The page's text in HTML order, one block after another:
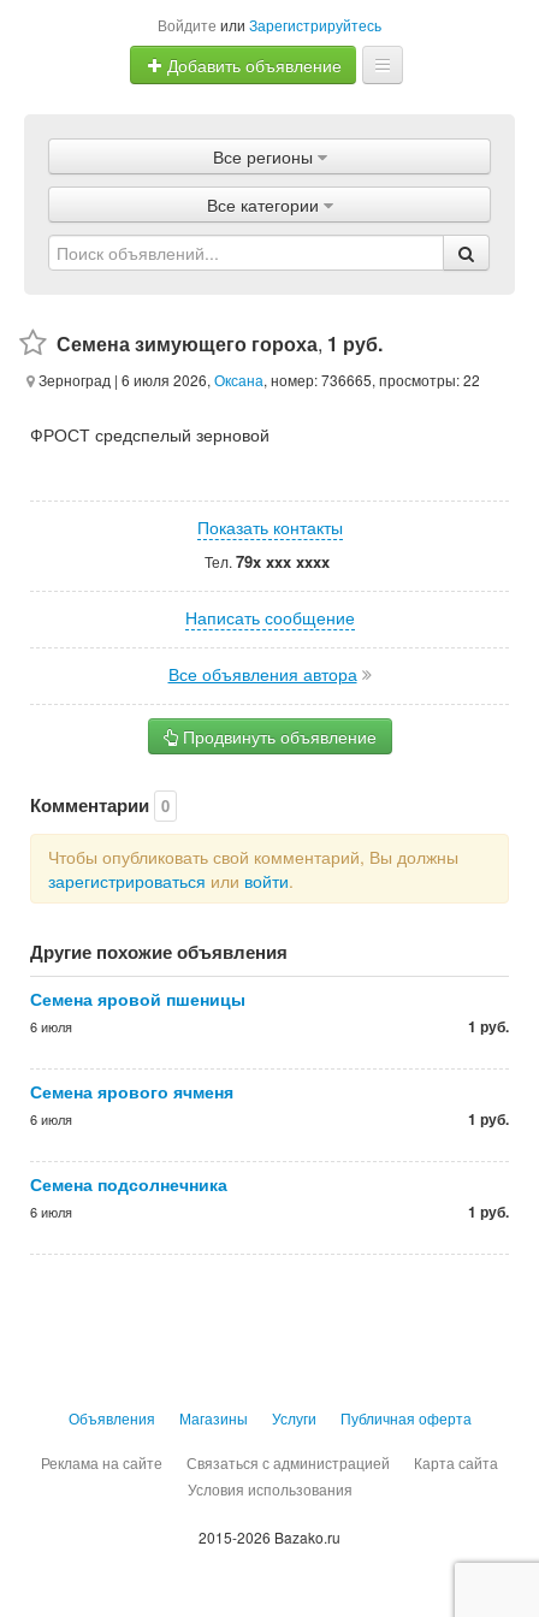
Войдите или Зарегистрируйтесь
Добавить объявление
Объявления
Магазины
Услуги
Все регионы
Все категории
Семена зимующего гороха, 1 руб.
Зерноград | 6 июля 2026, Оксана, номер: 736665, просмотры: 22
ФРОСТ средспелый зерновой
Показать контакты
Тел. 79x xxx xxxx
Написать сообщение
Все объявления автора
Продвинуть объявление
Комментарии 0
Чтобы опубликовать свой комментарий, Вы должны
зарегистрироваться или войти.
Другие похожие объявления
Семена яровой пшеницы
6 июля 1 руб.
Семена ярового ячменя
6 июля 1 руб.
Семена подсолнечника
6 июля 1 руб.
Объявления Магазины Услуги Публичная оферта
Реклама на сайте Связаться с администрацией
Карта сайта
Условия использования
2015-2026 Bazako.ru